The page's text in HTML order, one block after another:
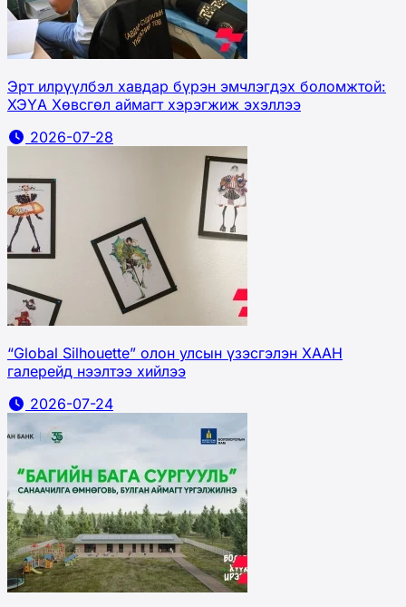
Эрт илрүүлбэл хавдар бүрэн эмчлэгдэх боломжтой:
ХЭҮА Хөвсгөл аймагт хэрэгжиж эхэллээ
2026-07-28
“Global Silhouette” олон улсын үзэсгэлэн ХААН
галерейд нээлтээ хийлээ
2026-07-24